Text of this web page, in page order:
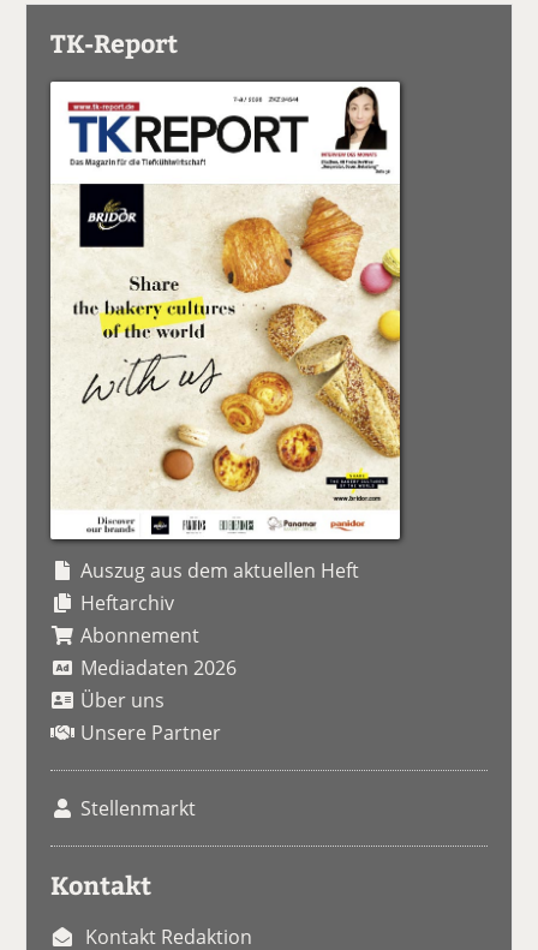
TK-Report
Auszug aus dem aktuellen Heft
Heftarchiv
Abonnement
Mediadaten 2026
Über uns
Unsere Partner
Stellenmarkt
Kontakt
Kontakt Redaktion